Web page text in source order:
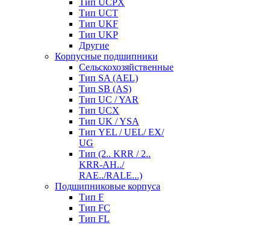
Тип UCPX
Тип UCT
Тип UKF
Тип UKP
Другие
Корпусные подшипники
Сельскохозяйственные
Тип SA (AEL)
Тип SB (AS)
Тип UC / YAR
Тип UCX
Тип UK / YSA
Тип YEL / UEL/ EX/
UG
Тип (2.. KRR / 2..
KRR-AH../
RAE../RALE...)
Подшипниковые корпуса
Тип F
Тип FC
Тип FL